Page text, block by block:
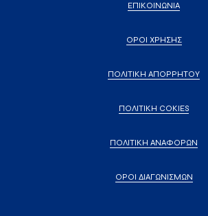
ΕΠΙΚΟΙΝΩΝΙΑ
ΟΡΟΙ ΧΡΗΣΗΣ
ΠΟΛΙΤΙΚΗ ΑΠΟΡΡΗΤΟΥ
ΠΟΛΙΤΙΚΗ COKIES
ΠΟΛΙΤΙΚΗ ΑΝΑΦΟΡΩΝ
ΟΡΟΙ ΔΙΑΓΩΝΙΣΜΩΝ